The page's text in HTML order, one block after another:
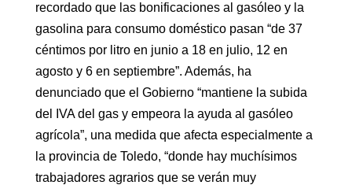
recordado que las bonificaciones al gasóleo y la
gasolina para consumo doméstico pasan “de 37
céntimos por litro en junio a 18 en julio, 12 en
agosto y 6 en septiembre”. Además, ha
denunciado que el Gobierno “mantiene la subida
del IVA del gas y empeora la ayuda al gasóleo
agrícola”, una medida que afecta especialmente a
la provincia de Toledo, “donde hay muchísimos
trabajadores agrarios que se verán muy